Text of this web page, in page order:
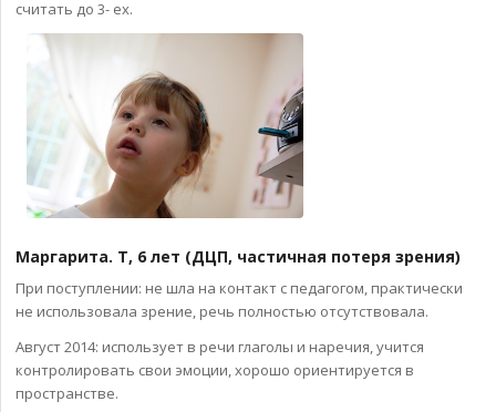
считать до 3- ех.
Маргарита. Т, 6 лет (ДЦП, частичная потеря зрения)
При поступлении: не шла на контакт с педагогом, практически
не использовала зрение, речь полностью отсутствовала.
Август 2014: использует в речи глаголы и наречия, учится
контролировать свои эмоции, хорошо ориентируется в
пространстве.